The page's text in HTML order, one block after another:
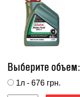
Выберите объем:
1л - 676 грн.